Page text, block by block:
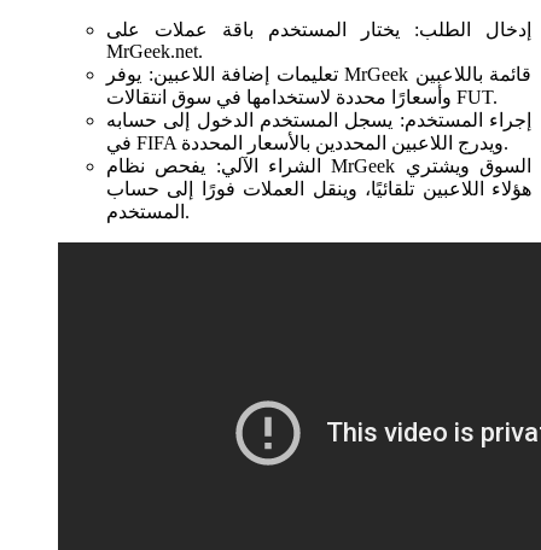
إدخال الطلب: يختار المستخدم باقة عملات على
MrGeek.net.
تعليمات إضافة اللاعبين: يوفر MrGeek قائمة باللاعبين
وأسعارًا محددة لاستخدامها في سوق انتقالات FUT.
إجراء المستخدم: يسجل المستخدم الدخول إلى حسابه
في FIFA ويدرج اللاعبين المحددين بالأسعار المحددة.
الشراء الآلي: يفحص نظام MrGeek السوق ويشتري
هؤلاء اللاعبين تلقائيًا، وينقل العملات فورًا إلى حساب
المستخدم.